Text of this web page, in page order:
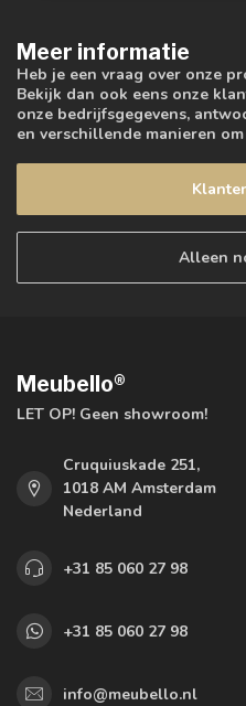
Meer informatie
Heb je een vraag over onze
Bekijk dan ook eens onze
onze bedrijfsgegevens,
en verschillende manieren
Alleen
Meubello®
LET OP! Geen showroom!
Cruquiuskade 251,
1018 AM Amsterdam
Nederland
+31 85 060 27 98
+31 85 060 27 98
info@meubello.nl